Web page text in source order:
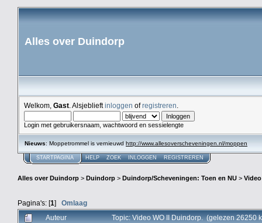
Alles over Duindorp
Welkom, Gast . Alsjeblieftinloggen ofregistreren
Login met gebruikersnaam, wachtwoord en sessielengte
Nieuws: Moppetrommel is vernieuwd http://www.allesoverscheveningen.nl/moppen
STARTPAGINA HELP ZOEK INLOGGEN REGISTREREN
Alles over Duindorp > Duindorp > Duindorp/Scheveningen: Toen en NU >
Pagina's: [1] Omlaag
Auteur
Topic: Video WO II Duindorp. (gelezen 26250